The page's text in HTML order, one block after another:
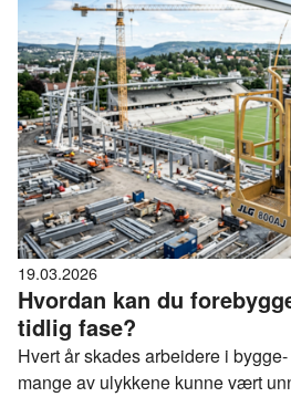
19.03.2026
Hvordan kan du
tidlig fase?
Hvert år skades arbeidere i
mange av ulykkene kunne vært